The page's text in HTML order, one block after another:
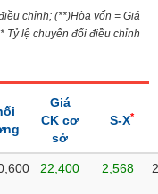
chỉnh; (**)Hòa vốn = Giá
Tỷ lệ chuyển đổi điều chỉnh
Giá
CK cơ
sở
S-X*
22,400 2,568